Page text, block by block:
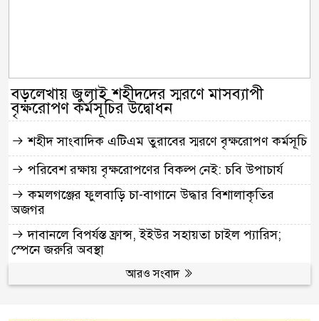
বড়লেখায় জুলাই শহীদদের স্মরণে মাসব্যাপী
বৃক্ষরোপণ কর্মসূচির উদ্বোধন
শহীদ সাংবাদিক এটিএম তুরাবের স্মরণে বৃক্ষরোপণ কর্মসূচি
পরিবেশ রক্ষায় বৃক্ষরোপণের বিকল্প নেই: চবি উপাচার্য
কমলগঞ্জের ফুলবাড়ি চা-বাগানে উদ্ধার বিশালাকৃতির
অজগর
দাবানলে বিপর্যস্ত ফ্রান্স, ইইউর সহায়তা চাইল প্যারিস;
স্পেনে জরুরি অবস্থা
আরও সংবাদ